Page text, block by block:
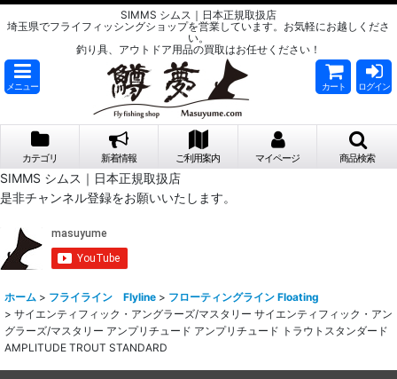
SIMMS シムス｜日本正規取扱店
埼玉県でフライフィッシングショップを営業しています。お気軽にお越しくださ
い。
釣り具、アウトドア用品の買取はお任せください！
メニュー カート ログイン
カテゴリ 新着情報 ご利用案内 マイページ 商品検索
SIMMS シムス｜日本正規取扱店
是非チャンネル登録をお願いいたします。
ホーム > フライライン Flyline > フローティングライン Floating
> サイエンティフィック・アングラーズ/マスタリー サイエンティフィック・アン
グラーズ/マスタリー アンプリチュード アンプリチュード トラウトスタンダード
AMPLITUDE TROUT STANDARD